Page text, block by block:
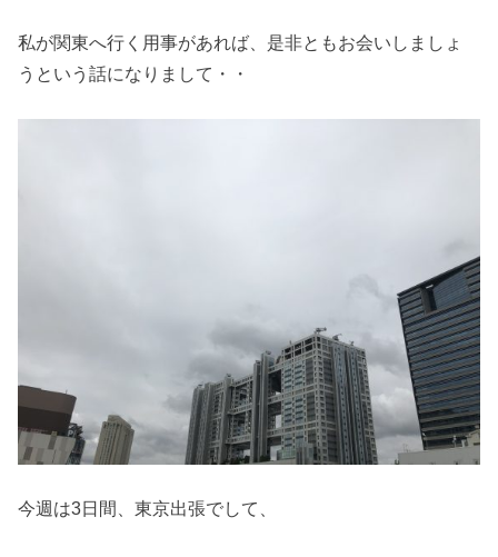
私が関東へ行く用事があれば、是非ともお会いしましょ
うという話になりまして・・
今週は3日間、東京出張でして、